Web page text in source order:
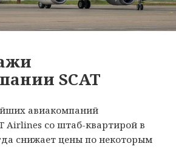
SCAT
авиакомпаний
Airlines со штаб-квартирой в
снижает цены по некоторым